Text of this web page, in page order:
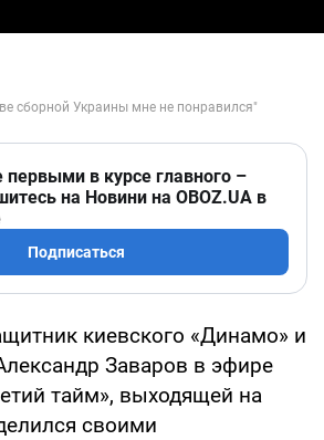
первыми в курсе главного –
на Новини на OBOZ.UA в
Подписаться
киевского «Динамо» и
Заваров в эфире
тайм», выходящей на
своими